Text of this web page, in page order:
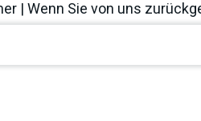
| Wenn Sie von uns